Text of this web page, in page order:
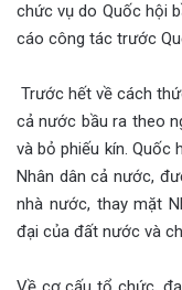
chức vụ do Quốc hội
cáo công tác trước
Trước hết về cách
cả nước bầu ra theo
và bỏ phiếu kín. Quốc
Nhân dân cả nước,
nhà nước, thay mặt
đại của đất nước và